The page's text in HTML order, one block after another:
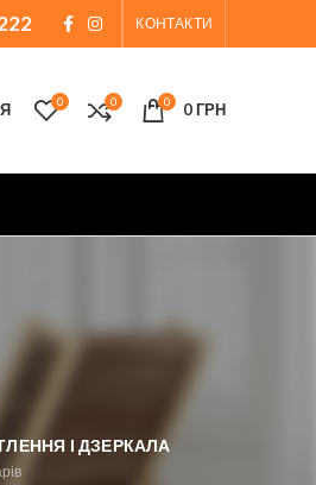
КОНТАКТИ
0 0 0 0ГРН
І ДЗЕРКАЛА